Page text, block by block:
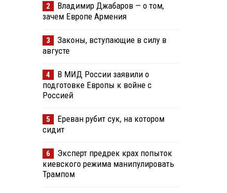
2
Владимир Джабаров — о том,
зачем Европе Армения
3
Законы, вступающие в силу в
августе
4
В МИД России заявили о
подготовке Европы к войне с
Россией
5
Ереван рубит сук, на котором
сидит
6
Эксперт предрек крах попыток
киевского режима манипулировать
Трампом